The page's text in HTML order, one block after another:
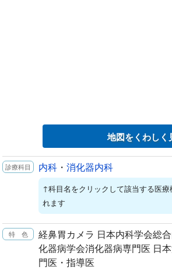
地図をくわしく
内科 ・ 消化器内科
↑科目名をクリックして該当する医療
れます
経鼻胃カメラ 日本内科学会総
化器病学会消化器病専門医 日
門医・指導医